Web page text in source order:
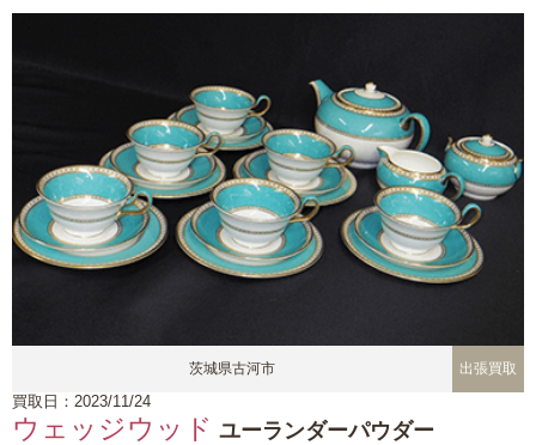
茨城県古河市 出張買取
買取日：2023/11/24
ウェッジウッド ユーランダーパウダー